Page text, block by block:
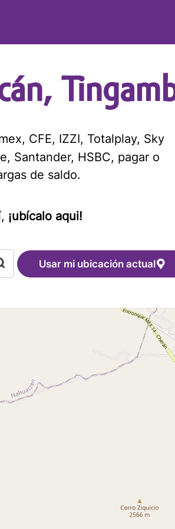
CFE, IZZI, Totalplay, Sky
Santander, HSBC, pagar o
de saldo.
¡ubícalo aqui!
Usar mi ubicación actual